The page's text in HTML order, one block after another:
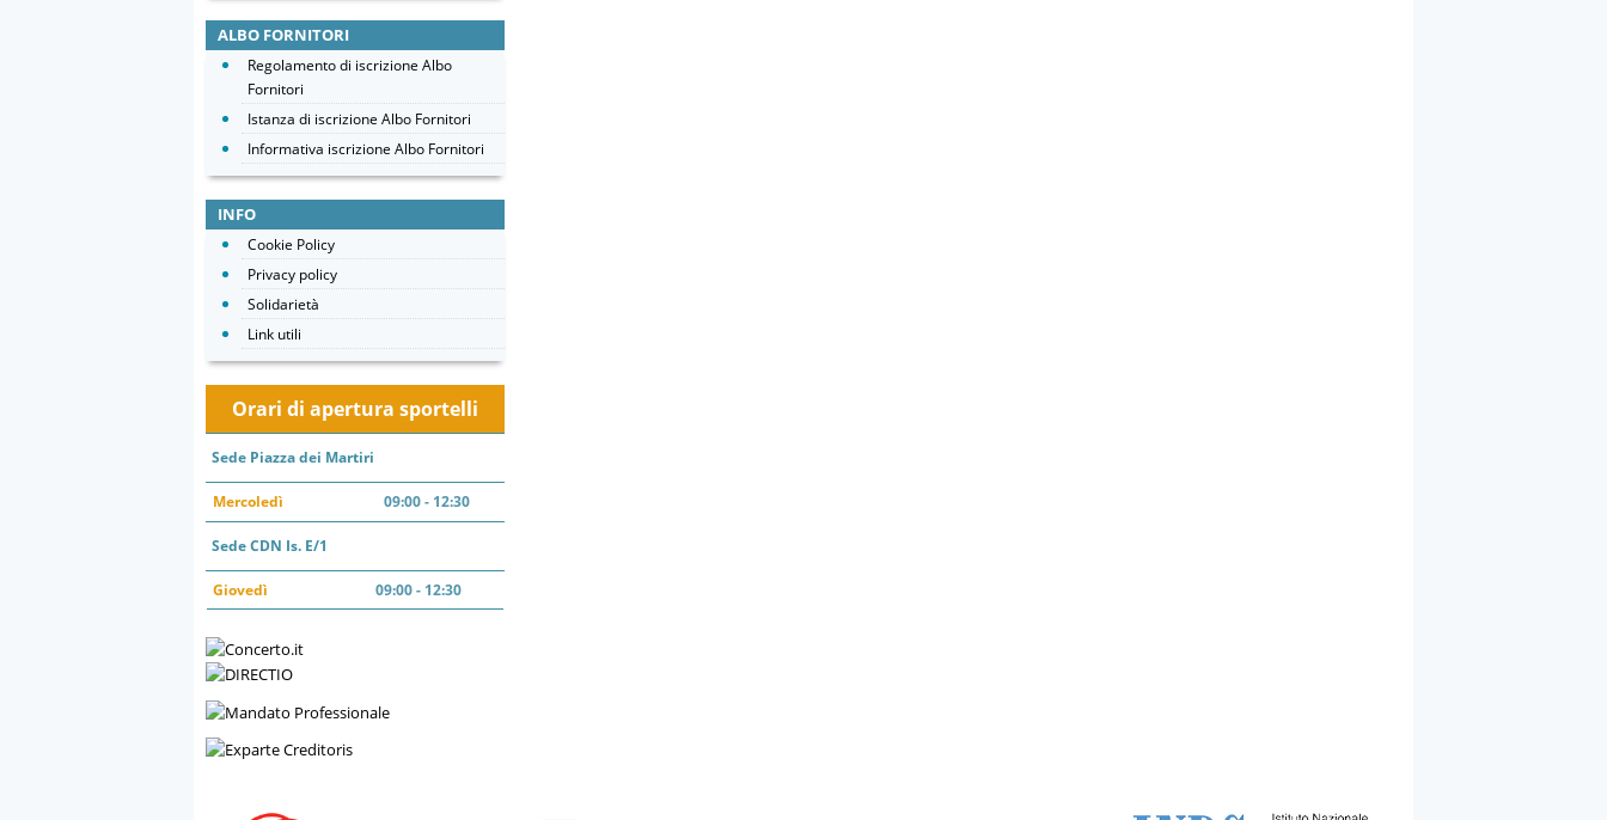
ALBO FORNITORI
Regolamento di iscrizione Albo
Fornitori
Istanza di iscrizione Albo Fornitori
Informativa iscrizione Albo Fornitori
INFO
Cookie Policy
Privacy policy
Solidarietà
Link utili
Orari di apertura sportelli
Sede Piazza dei Martiri
Mercoledì 09:00 - 12:30
Sede CDN Is. E/1
Giovedì 09:00 - 12:30